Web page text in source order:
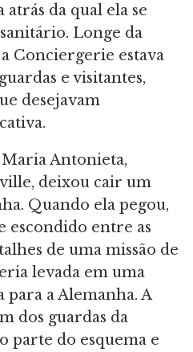
da qual ela se
Longe da
Conciergerie estava
e visitantes,
desejavam
Antonieta,
deixou cair um
Quando ela pegou,
escondido entre as
de uma missão de
levada em uma
para a Alemanha. A
dos guardas da
parte do esquema e